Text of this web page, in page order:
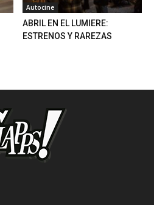
Autocine
ABRIL EN EL LUMIERE:
ESTRENOS Y RAREZAS